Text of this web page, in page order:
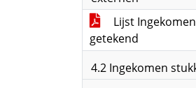
Lijst
getekend
4.2 Ingekomen